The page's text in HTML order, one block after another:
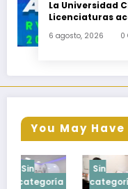
La Universidad
Licenciaturas
nivel medio
6 agosto, 2026 0
You May
Sin
categoría
Sin